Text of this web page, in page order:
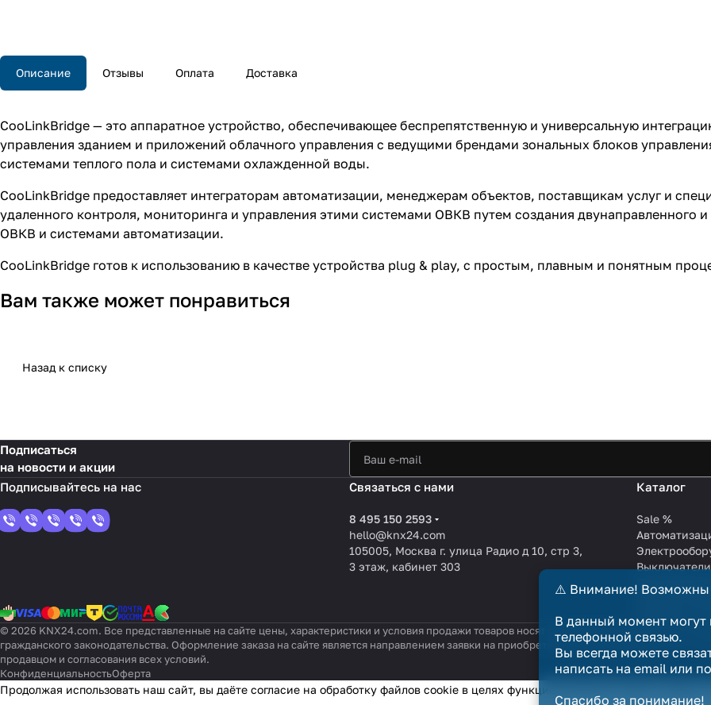
Описание Отзывы Оплата Доставка
CooLinkBridge — это аппаратное устройство, обеспечивающее беспрепятственную и универсальную
управления зданием и приложений облачного управления с ведущими брендами зональных блоков
системами теплого пола и системами охлажденной воды.
CooLinkBridge предоставляет интеграторам автоматизации, менеджерам объектов, поставщикам услуг и
удаленного контроля, мониторинга и управления этими системами ОВКВ путем создания двунаправленного
ОВКВ и системами автоматизации.
CooLinkBridge готов к использованию в качестве устройства plug & play, с простым, плавным и понятным
Вам также может понравиться
Назад к списку
Подписаться
на новости и акции
Связаться с нами
8 495 150 2593
hello@knx24.com
105005, Москва г. улица Радио д 10, стр 3,
3 этаж, кабинет 303
Каталог
Sale %
KNX EIB
Зарядные
© 2026 KNX24.com. Все представленные на сайте цены, характеристики и условия продажи товаров носят справочный характер и не
гражданского законодательства. Оформление заказа на сайте является направлением заявки на приобретение товара. Договор купли-
продавцом и согласования всех условий.
КонфиденциальностьОферта
⚠️ Внимание! Возможны
В данный момент могут
телефонной связью.
Вы всегда можете
написать на email или
Спасибо за понимание!
Продолжая использовать наш сайт, вы даёте согласие на обработку файлов cookie в целях функционирования сайта и сбора